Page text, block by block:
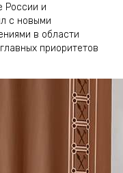
России и
с новыми
в области
приоритетов